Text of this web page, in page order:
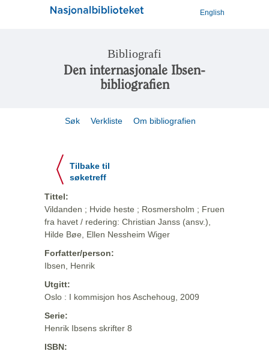
English
Bibliografi
Den internasjonale Ibsen-
bibliografien
Søk Verkliste Om bibliografien
Tilbake til
søketreff
Tittel:
Vildanden ; Hvide heste ; Rosmersholm ; Fruen
fra havet / redering: Christian Janss (ansv.),
Hilde Bøe, Ellen Nessheim Wiger
Forfatter/person:
Ibsen, Henrik
Utgitt:
Oslo : I kommisjon hos Aschehoug, 2009
Serie:
Henrik Ibsens skrifter 8
ISBN: